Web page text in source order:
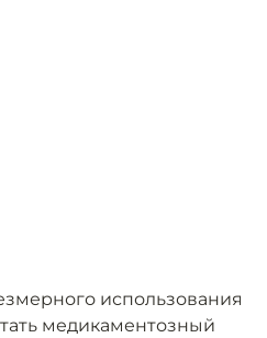
использования
медикаментозный